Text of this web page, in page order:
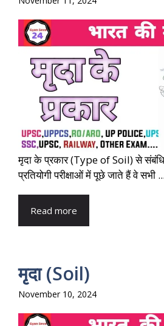
मृदा के प्रकार (Type of Soil) से
प्रतियोगी परीक्षाओं में पूछे जाते हैं वे सभी ...
Read more
मृदा (Soil)
November 10, 2024